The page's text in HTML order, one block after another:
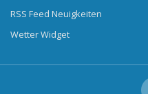
RSS Feed Neuigkeiten
Wetter Widget